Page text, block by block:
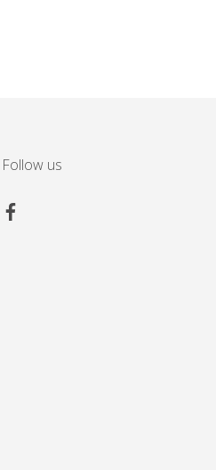
Follow us